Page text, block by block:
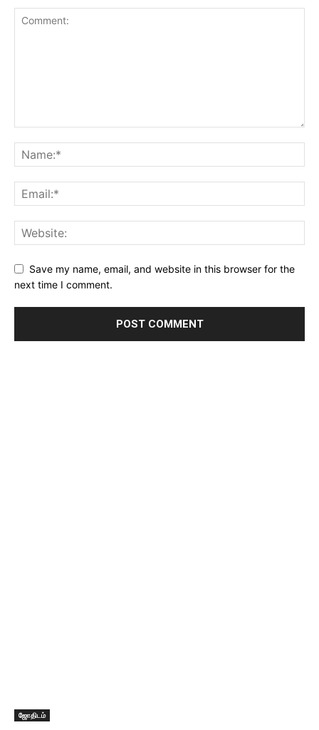
Save my name, email, and website in this browser for the
next time I comment.
ஜோதிடம்